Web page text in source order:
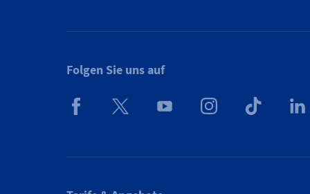
Folgen Sie uns auf